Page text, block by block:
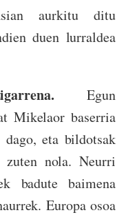
aurkitu ditu
duen lurraldea
Egun
Mikelaor baserria
eta bildotsak
zuten nola. Neurri
badute baimena
Europa osoa